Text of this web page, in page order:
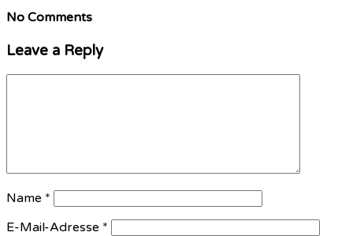
No Comments
Leave a Reply
Name *
E-Mail-Adresse *